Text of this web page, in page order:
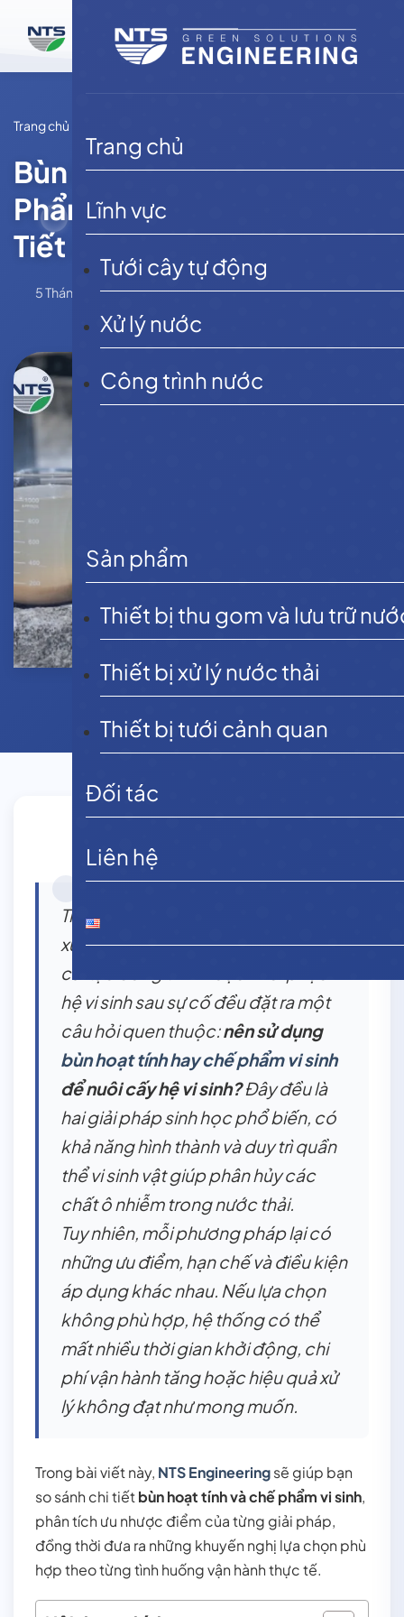
Trang chủ
Lĩnh vực
Tưới cây tự động
Xử lý nước
Công trình nước
Sản phẩm
Thiết bị thu gom và lưu trữ
Thiết bị xử lý nước thải
Thiết bị tưới cảnh quan
Đối tác
Liên hệ
dung
Trang chủ
Bùn Hoạt Tính Hay Chế
Phẩm Vi Sinh? So Sánh Chi
Tiết & Cách Lựa Chọn
5 Tháng 2, 2026 NTSE Tin tức
Trong quá trình vận hành hệ thống
xử lý nước thải, việc xây dựng mới,
cải tạo công trình hoặc khôi phục
hệ vi sinh sau sự cố đều đặt ra một
câu hỏi quen thuộc:nên sử dụng
bùn hoạt tính hay chế phẩm vi sinh
để nuôi cấy hệ vi sinh?Đây đều là
hai giải pháp sinh học phổ biến, có
khả năng hình thành và duy trì quần
thể vi sinh vật giúp phân hủy các
chất ô nhiễm trong nước thải.
Tuy nhiên, mỗi phương pháp lại có
những ưu điểm, hạn chế và điều kiện
áp dụng khác nhau. Nếu lựa chọn
không phù hợp, hệ thống có thể
mất nhiều thời gian khởi động, chi
phí vận hành tăng hoặc hiệu quả xử
lý không đạt như mong muốn.
Trong bài viết này, NTS Engineeringsẽ giúp bạn
so sánh chi tiếtbùn hoạt tính và chế phẩm vi sinh,
phân tích ưu nhược điểm của từng giải pháp,
đồng thời đưa ra những khuyến nghị lựa chọn phù
hợp theo từng tình huống vận hành thực tế.